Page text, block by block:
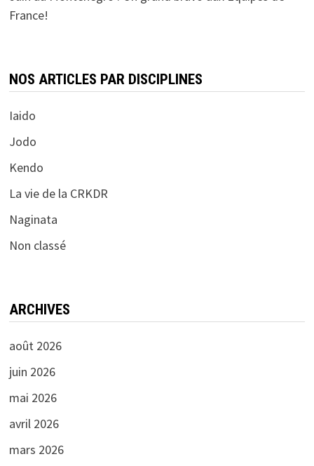
France!
NOS ARTICLES PAR DISCIPLINES
Iaido
Jodo
Kendo
La vie de la CRKDR
Naginata
Non classé
ARCHIVES
août 2026
juin 2026
mai 2026
avril 2026
mars 2026